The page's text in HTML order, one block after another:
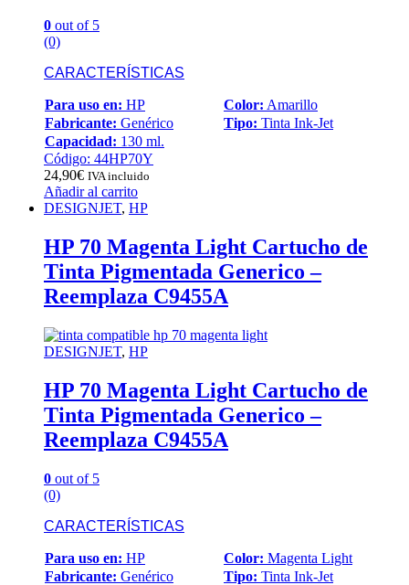
0 out of 5
(0)
CARACTERÍSTICAS
Para uso en: HP Color: Amarillo
Fabricante: Genérico Tipo: Tinta Ink-Jet
Capacidad: 130 ml.
Código: 44HP70Y
24,90€ IVA incluido
Añadir al carrito
DESIGNJET, HP
HP 70 Magenta Light Cartucho de
Tinta Pigmentada Generico –
Reemplaza C9455A
DESIGNJET, HP
HP 70 Magenta Light Cartucho de
Tinta Pigmentada Generico –
Reemplaza C9455A
0 out of 5
(0)
CARACTERÍSTICAS
Para uso en: HP Color: Magenta Light
Fabricante: Genérico Tipo: Tinta Ink-Jet